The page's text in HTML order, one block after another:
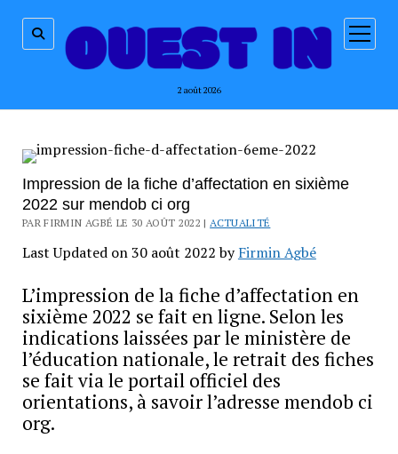
2 août 2026
ouvrir
menu
Impression de la fiche d’affectation en sixième
2022 sur mendob ci org
PAR FIRMIN AGBÉ LE 30 AOÛT 2022 | ACTUALITÉ
Last Updated on 30 août 2022 byFirmin Agbé
L’impression de la fiche d’affectation en
sixième 2022 se fait en ligne. Selon les
indications laissées par le ministère de
l’éducation nationale, le retrait des fiches
se fait via le portail officiel des
orientations, à savoir l’adresse mendob ci
org.